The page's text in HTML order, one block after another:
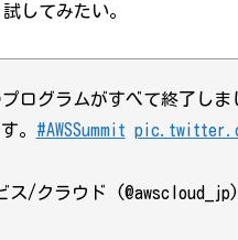
してみたい。
プログラムがすべて終了し
。 #AWSSummit
/クラウド (@awscloud_jp)